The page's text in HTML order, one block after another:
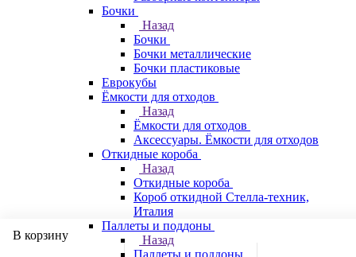
Бочки
Назад
Бочки
Бочки металлические
Бочки пластиковые
Еврокубы
Ёмкости для отходов
Назад
Ёмкости для отходов
Аксессуары. Ёмкости для отходов
Откидные короба
Назад
Откидные короба
Короб откидной Стелла-техник,
Италия
Паллеты и поддоны
Назад
Паллеты и поддоны
В корзину